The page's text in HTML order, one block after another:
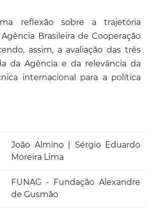
reflexão sobre a trajetória
Brasileira de Cooperação
assim, a avaliação das três
da Agência e da relevância da
internacional para a política
João Almino | Sérgio Eduardo
Moreira Lima
FUNAG - Fundação Alexandre
de Gusmão